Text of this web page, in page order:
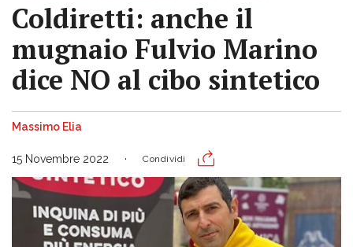
Coldiretti: anche il
mugnaio Fulvio Marino
dice NO al cibo sintetico
Massimo Elia
15 Novembre 2022 Condividi